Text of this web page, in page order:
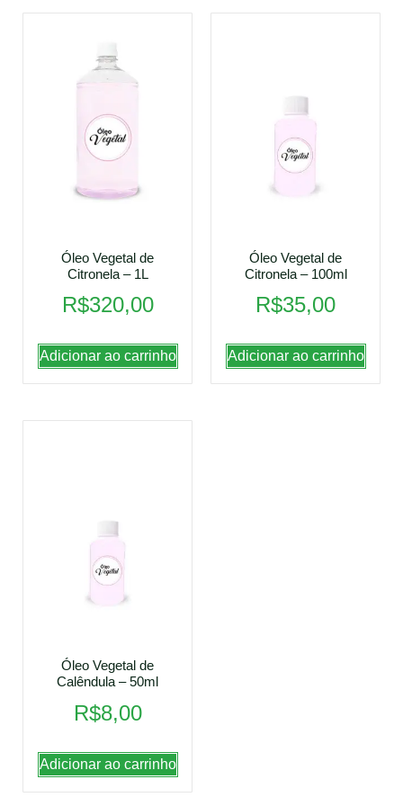
Óleo Vegetal de
Citronela – 1L
R$320,00
Adicionar ao carrinho
Óleo Vegetal de
Citronela – 100ml
R$35,00
Adicionar ao carrinho
Óleo Vegetal de
Calêndula – 50ml
R$8,00
Adicionar ao carrinho